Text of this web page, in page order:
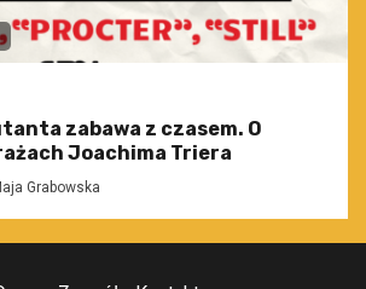
zabawa z czasem. O
Joachima Triera
Grabowska